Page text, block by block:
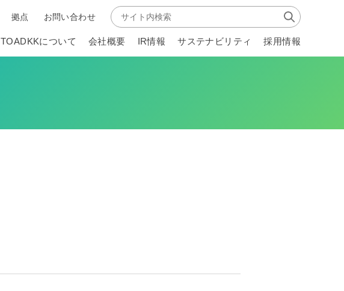
拠点 お問い合わせ
TOADKKについて 会社概要 IR情報 サステナビリティ 採用情報